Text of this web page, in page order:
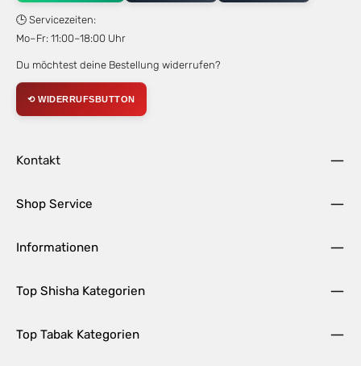
🕒 Servicezeiten:
Mo–Fr: 11:00–18:00 Uhr
Du möchtest deine Bestellung widerrufen?
⟲ WIDERRUFSBUTTON
Kontakt
Shop Service
Informationen
Top Shisha Kategorien
Top Tabak Kategorien